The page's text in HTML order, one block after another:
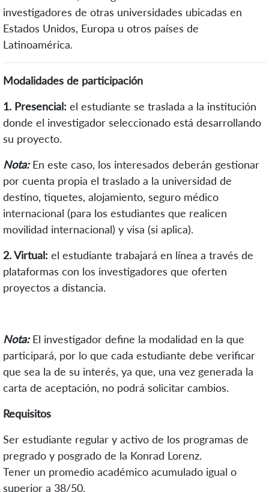
investigadores de otras universidades ubicadas en
Estados Unidos, Europa u otros países de
Latinoamérica.
Modalidades de participación
1. Presencial: el estudiante se traslada a la institución
donde el investigador seleccionado está desarrollando
su proyecto.
Nota:En este caso, los interesados deberán gestionar
por cuenta propia el traslado a la universidad de
destino, tiquetes, alojamiento, seguro médico
internacional (para los estudiantes que realicen
movilidad internacional) y visa (si aplica).
2. Virtual: el estudiante trabajará en línea a través de
plataformas con los investigadores que oferten
proyectos a distancia.
Nota:El investigador define la modalidad en la que
participará, por lo que cada estudiante debe verificar
que sea la de su interés, ya que, una vez generada la
carta de aceptación, no podrá solicitar cambios.
Requisitos
Ser estudiante regular y activo de los programas de
pregrado y posgrado de la Konrad Lorenz.
Tener un promedio académico acumulado igual o
superior a 38/50.